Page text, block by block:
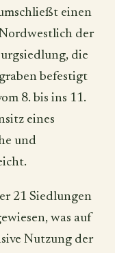
einen
der
die
befestigt
8. bis ins 11.
eines
und
21 Siedlungen
was auf
Nutzung der